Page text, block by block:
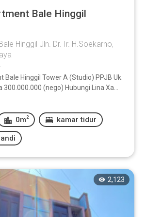
Bale Hinggil
Hinggil Jln. Dr. Ir. H.Soekarno,
Bale Hinggil Tower A (Studio) PPJB Uk.
300.000.000 (nego) Hubungi Lina Xa...
0m 2 kamar tidur
2,123